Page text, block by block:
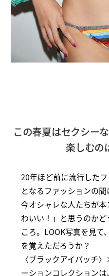
この春夏はセクシー
楽しむの
20年ほど前に流行した
となるファッションの間
今オシャレな人たちが
わいい！」と思うのか
ころ。LOOK写真を見て
を覚えただろうか？
〈ブラックアイパッチ
ーションコレクション